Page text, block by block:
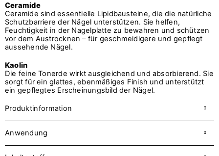
Ceramide
Ceramide sind essentielle Lipidbausteine, die die natürliche
Schutzbarriere der Nägel unterstützen. Sie helfen,
Feuchtigkeit in der Nagelplatte zu bewahren und schützen
vor dem Austrocknen – für geschmeidigere und gepflegt
aussehende Nägel.
Kaolin
Die feine Tonerde wirkt ausgleichend und absorbierend. Sie
sorgt für ein glattes, ebenmäßiges Finish und unterstützt
ein gepflegtes Erscheinungsbild der Nägel.
Produktinformation
Anwendung